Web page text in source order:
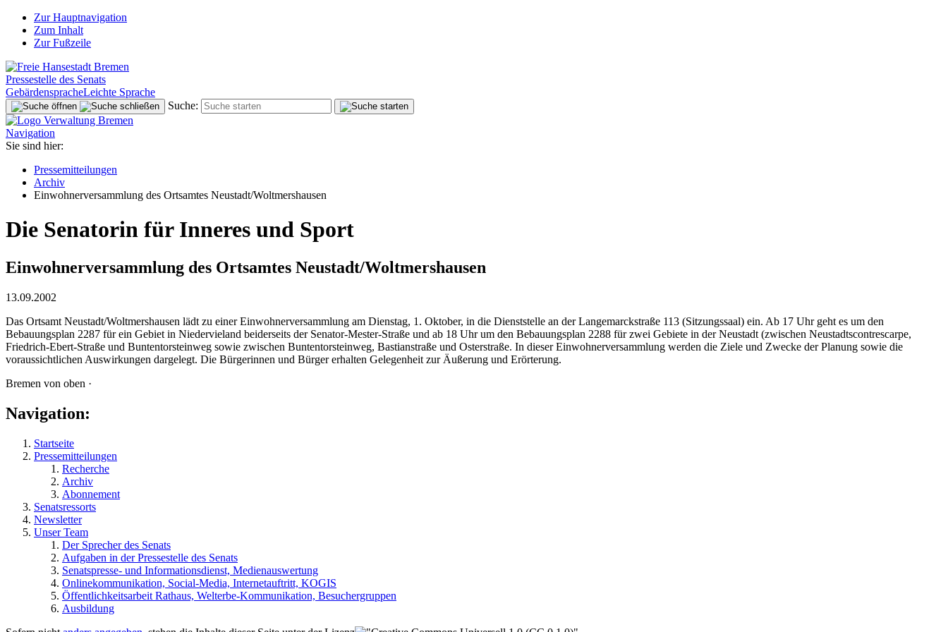
Zur Hauptnavigation
Zum Inhalt
Zur Fußzeile
Pressestelle des Senats
GebärdenspracheLeichte Sprache
Suche:
Navigation
Sie sind hier:
Pressemitteilungen
Archiv
Einwohnerversammlung des Ortsamtes Neustadt/Woltmershausen
Die Senatorin für Inneres und Sport
Einwohnerversammlung des Ortsamtes Neustadt/Woltmershausen
13.09.2002
Das Ortsamt Neustadt/Woltmershausen lädt zu einer Einwohnerversammlung am Dienstag, 1. Oktober, in die Dienststelle an der Langemarckstraße 113 (Sitzungssaal) ein. Ab 17 Uhr geht es um den
Bebauungsplan 2287 für ein Gebiet in Niedervieland beiderseits der Senator-Mester-Straße und ab 18 Uhr um den Bebauungsplan 2288 für zwei Gebiete in der Neustadt (zwischen Neustadtscontrescarpe,
Friedrich-Ebert-Straße und Buntentorsteinweg sowie zwischen Buntentorsteinweg, Bastianstraße und Osterstraße. In dieser Einwohnerversammlung werden die Ziele und Zwecke der Planung sowie die
voraussichtlichen Auswirkungen dargelegt. Die Bürgerinnen und Bürger erhalten Gelegenheit zur Äußerung und Erörterung.
Bremen von oben ·
Navigation:
Startseite
Pressemitteilungen
Recherche
Archiv
Abonnement
Senatsressorts
Newsletter
Unser Team
Der Sprecher des Senats
Aufgaben in der Pressestelle des Senats
Senatspresse- und Informationsdienst, Medienauswertung
Onlinekommunikation, Social-Media, Internetauftritt, KOGIS
Öffentlichkeitsarbeit Rathaus, Welterbe-Kommunikation, Besuchergruppen
Ausbildung